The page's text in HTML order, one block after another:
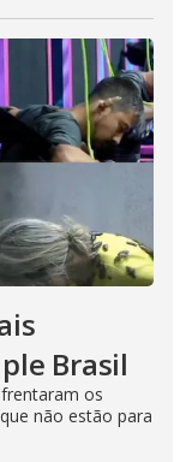
Brasil
os
não estão para